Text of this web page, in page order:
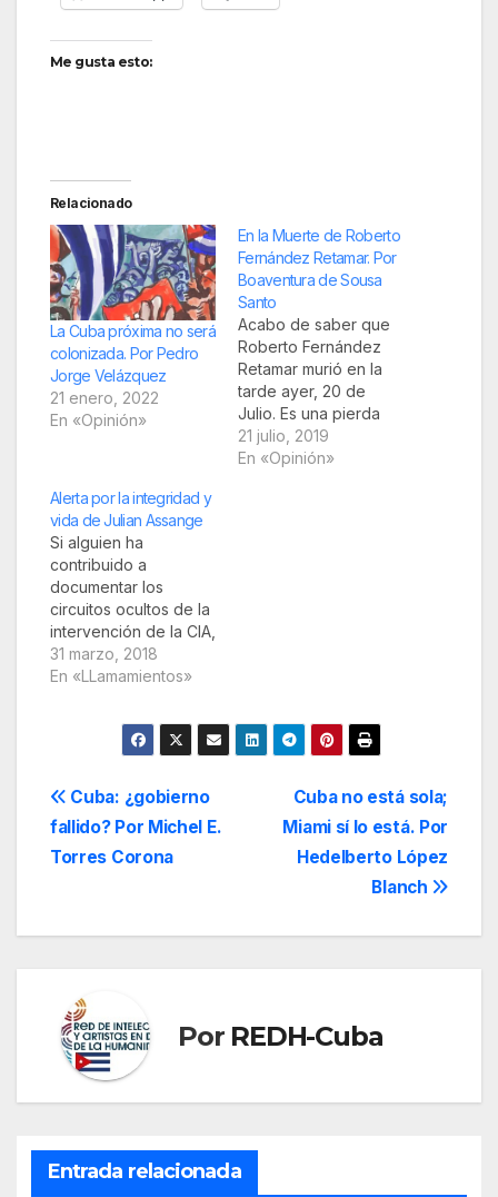
Me gusta esto:
Relacionado
La Cuba próxima no será
colonizada. Por Pedro
Jorge Velázquez
21 enero, 2022
En «Opinión»
En la Muerte de Roberto
Fernández Retamar. Por
Boaventura de Sousa
Santo
Acabo de saber que
Roberto Fernández
Retamar murió en la
tarde ayer, 20 de
Julio. Es una pierda
irreparable para la
cultura cubana,
21 julio, 2019
En «Opinión»
Alerta por la integridad y
vida de Julian Assange
Si alguien ha
contribuido a
documentar los
circuitos ocultos de la
intervención de la CIA,
el Pentágono y el
Estado
vida de las personas
y de los otros estados
Assange. Su trabajo
en WikiLeaks es
invaluable para todos
quienes comparten la
31 marzo, 2018
En «LLamamientos»
Navegación
de
Cuba no está sola;
Miami sí lo está. Por
Hedelberto López
Blanch
Cuba: ¿gobierno
fallido? Por Michel E.
Torres Corona
Por REDH-Cuba
Entrada relacionada